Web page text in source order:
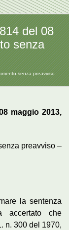
del 08
senza
senza preavviso
maggio 2013,
preavviso –
la sentenza
accertato che
n. 300 del 1970,